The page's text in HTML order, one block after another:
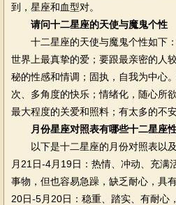
到，星座和血型对。
请问十二星座的天使与魔鬼个性
十二星座的天使与魔鬼个性如下：
世界上最真挚的爱；要跟最亲密的人
秘的性感和情调；固执，自我为中心
次、多角度的快乐；情绪化，随心所
最大程度的关爱和照料；有太多的不安
月份星座对照表有哪些十二星座
以下是十二星座的月份对照表以及
月21日-4月19日：热情、冲动、充满
事物，但也容易急躁，缺乏耐心，具
20日-5月20日：稳重、踏实、有耐心